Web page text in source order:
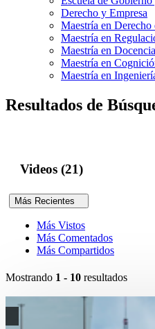
Derecho y Empresa
Maestría en
Maestría en
Maestría en
Maestría en
Maestría en
Resultados de
Videos (21)
Más Recientes
Más Vistos
Más Comentados
Más Compartidos
Mostrando 1 - 10 resultados